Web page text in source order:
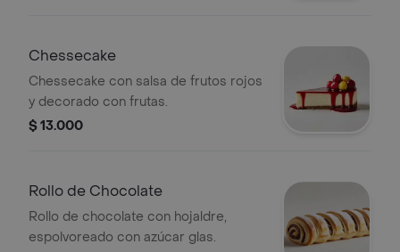
Chessecake
Chessecake con salsa de frutos rojos
y decorado con frutas.
$ 13.000
Rollo de Chocolate
Rollo de chocolate con hojaldre,
espolvoreado con azúcar glas.